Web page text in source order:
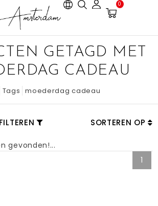
0
GETAGD MET
CADEAU
Tags moederdag cadeau
SORTEREN OP
gevonden!...
1